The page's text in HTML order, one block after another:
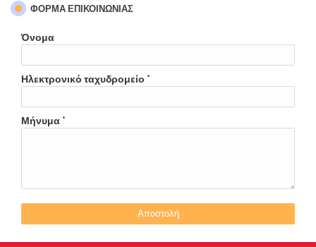
ΦΌΡΜΑ ΕΠΙΚΟΙΝΩΝΊΑΣ
Όνομα
Ηλεκτρονικό ταχυδρομείο *
Μήνυμα *